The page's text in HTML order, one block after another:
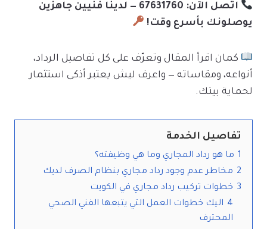
اتصل الآن: 67631760 — لدينا فنيين جاهزين
يوصلونك بأسرع وقت!
كمان اقرأ المقال وتعرّف على كل تفاصيل الرداد،
أنواعه، ومقاساته — واعرف ليش يعتبر أذكى استثمار
لحماية بيتك.
تفاصيل الخدمة
1 ما هو رداد المجاري وما هي وظيفته؟
2 مخاطر عدم وجود رداد مجاري بنظام الصرف لديك
3 خطوات تركيب رداد مجاري في الكويت
4 اليك خطوات العمل التي يتبعها الفني الصحي
المحترف